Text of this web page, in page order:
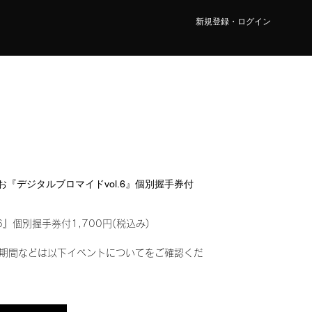
新規登録・ログイン
『デジタルブロマイドvol.6』個別握手券付
』個別握手券付1,700円(税込み)
間などは以下イベントについてをご確認くだ